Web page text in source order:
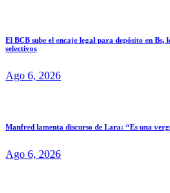
El BCB sube el encaje legal para depósito en Bs,
selectivos
Ago 6, 2026
Manfred lamenta discurso de Lara: “Es una
Ago 6, 2026